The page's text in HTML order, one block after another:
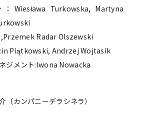
Wiesława Turkowska, Martyna
Radar Olszewski
Piątkowski, Andrzej Wojtasik
ジメント:Iwona Nowacka
（カンパニーデラシネラ）